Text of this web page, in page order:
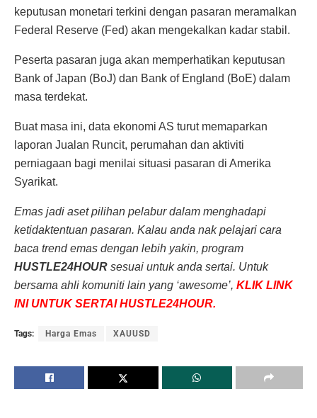
keputusan monetari terkini dengan pasaran meramalkan
Federal Reserve (Fed) akan mengekalkan kadar stabil.
Peserta pasaran juga akan memperhatikan keputusan
Bank of Japan (BoJ) dan Bank of England (BoE) dalam
masa terdekat.
Buat masa ini, data ekonomi AS turut memaparkan
laporan Jualan Runcit, perumahan dan aktiviti
perniagaan bagi menilai situasi pasaran di Amerika
Syarikat.
Emas jadi aset pilihan pelabur dalam menghadapi
ketidaktentuan pasaran. Kalau anda nak pelajari cara
baca trend emas dengan lebih yakin, program
HUSTLE24HOUR sesuai untuk anda sertai. Untuk
bersama ahli komuniti lain yang ‘awesome’, KLIK LINK
INI UNTUK SERTAI HUSTLE24HOUR.
Tags: Harga Emas XAUUSD